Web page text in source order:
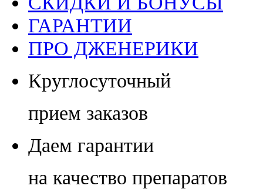
ГАРАНТИИ
ПРО ДЖЕНЕРИКИ
Круглосуточный
прием заказов
Даем гарантии
на качество препаратов